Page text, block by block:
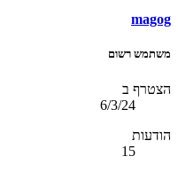
magog
משתמש רשום
הצטרף ב
6/3/24
הודעות
15